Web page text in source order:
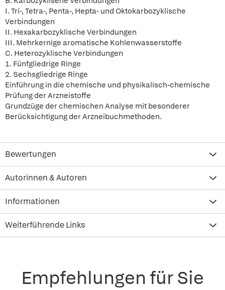
I. Tri-, Tetra-, Penta-, Hepta- und Oktokarbozyklische
Verbindungen
II. Hexakarbozyklische Verbindungen
III. Mehrkernige aromatische Kohlenwasserstoffe
C. Heterozyklische Verbindungen
1. Fünfgliedrige Ringe
2. Sechsgliedrige Ringe
Einführung in die chemische und physikalisch-chemische
Prüfung der Arzneistoffe
Grundzüge der chemischen Analyse mit besonderer
Berücksichtigung der Arzneibuchmethoden.
Bewertungen
Autorinnen & Autoren
Informationen
Weiterführende Links
Empfehlungen für Sie